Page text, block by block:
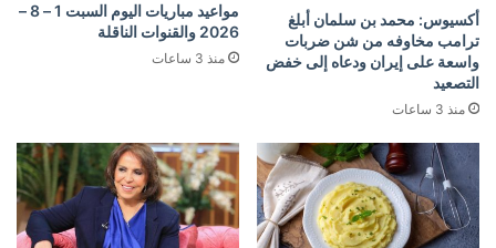
أكسيوس: محمد بن سلمان أبلغ
ترامب مخاوفه من شن ضربات
واسعة على إيران ودعاه إلى خفض
التصعيد
منذ 3 ساعات
مواعيد مباريات اليوم السبت 1 – 8 –
2026 والقنوات الناقلة
منذ 3 ساعات